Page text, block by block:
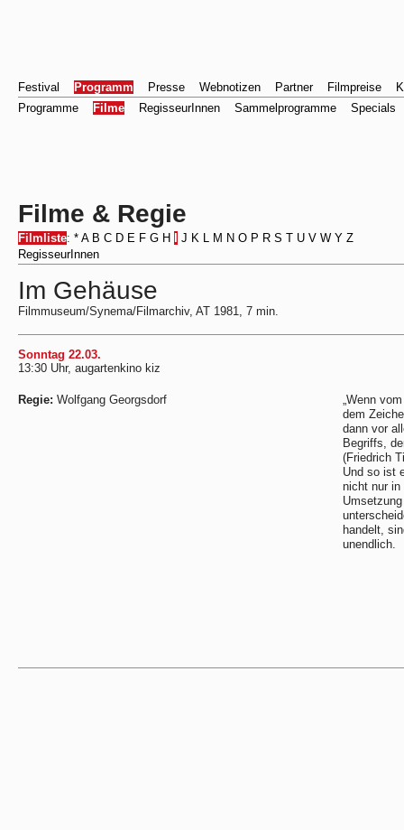
Festival Programm Presse Webnotizen Partner Filmpreise
Programme
Filme RegisseurInnen Sammelprogramme Specials
Filme & Regie
Filmliste: * A B C D E F G H J K L M N O P R S T U V W Y Z
RegisseurInnen
Im Gehäuse
Filmmuseum/Synema/Filmarchiv, AT 1981, 7 min.
Sonntag 22.03.
13:30 Uhr, augartenkino kiz
Regie: Wolfgang Georgsdorf
„Wenn
dem
dann vor
Begriffs,
(Friedrich
Und so ist
nicht nur in
handelt,
unendlich.